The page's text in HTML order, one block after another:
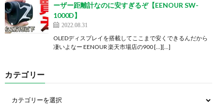
ーザー距離計なのに安すぎるぞ【EENOUR SW-
1000D】
2022.08.31
OLEDディスプレイを搭載してここまで安くできるんだから
凄いよなー EENOUR 楽天市場店の900 […][…]
カテゴリー